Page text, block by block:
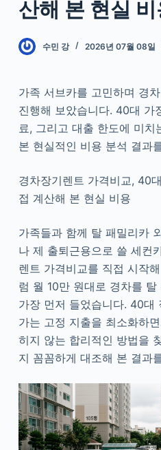
산해 본 현실 비
수민 강 2026년 07월 08일
가족 서브카를 고민하며 경
진행해 보았습니다. 40대 가
료, 그리고 대출 한도에 미
본 현실적인 비용 분석 결과
경차장기렌트 가격비교, 40
접 계산해 본 현실 비용
가족들과 함께 탈 패밀리카
나 제 출퇴근용으로 쓸 세컨
렌트 가격비교를 직접 시작
럼 월 10만 원대로 경차를
가장 먼저 들었습니다. 40대
가는 고정 지출을 최소화하
히지 않는 합리적인 방법을
지 꼼꼼하게 대조해 본 결과